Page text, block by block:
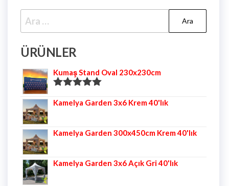
ÜRÜNLER
Kumaş Stand Oval 230x230cm
5.00oy aldı
Kamelya Garden 3x6 Krem 40'lık
Kamelya Garden 300x450cm Krem 40'lık
Kamelya Garden 3x6 Açık Gri 40'lık